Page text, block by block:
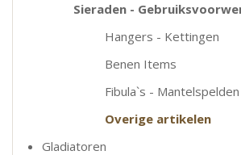
Sieraden -
Hangers - Kettingen
Benen Items
Fibula`s - Mantelspelden
Overige artikelen
Gladiatoren